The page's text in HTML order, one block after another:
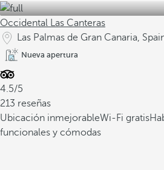
Occidental Las Canteras
Las Palmas de Gran Canaria,
Nueva apertura
4.5/5
213 reseñas
Ubicación inmejorableWi-Fi gratis
funcionales y cómodas